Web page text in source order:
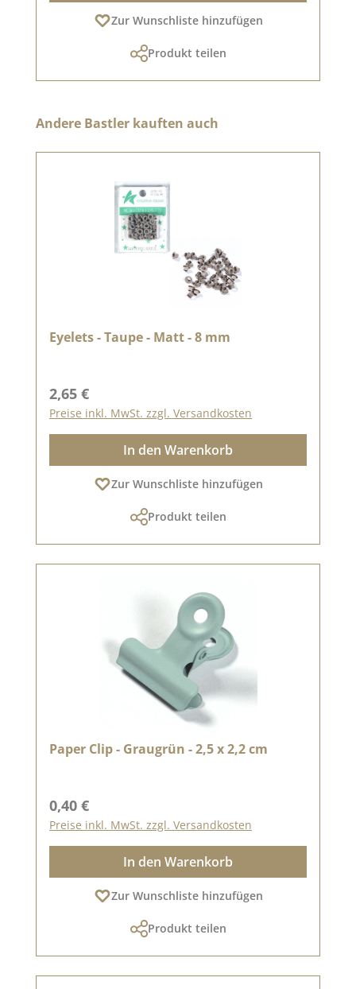
Zur Wunschliste hinzufügen
Produkt teilen
Produktgalerie überspringen
Andere Bastler kauften auch
Eyelets - Taupe - Matt - 8 mm
Regulärer Preis:
2,65 €
Preise inkl. MwSt. zzgl. Versandkosten
In den Warenkorb
Zur Wunschliste hinzufügen
Produkt teilen
Paper Clip - Graugrün - 2,5 x 2,2 cm
Regulärer Preis:
0,40 €
Preise inkl. MwSt. zzgl. Versandkosten
In den Warenkorb
Zur Wunschliste hinzufügen
Produkt teilen